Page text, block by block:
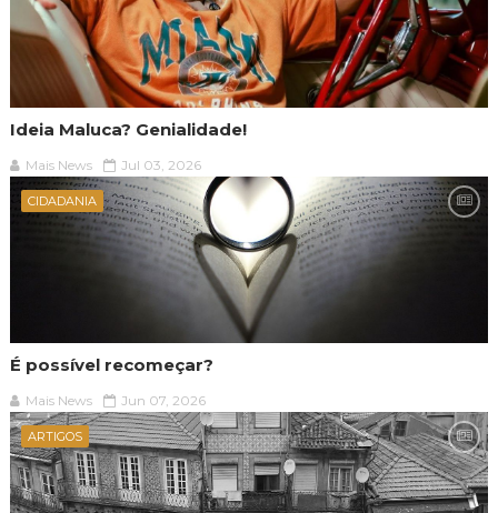
Ideia Maluca? Genialidade!
Mais News Jul 03, 2026
CIDADANIA
É possível recomeçar?
Mais News Jun 07, 2026
ARTIGOS